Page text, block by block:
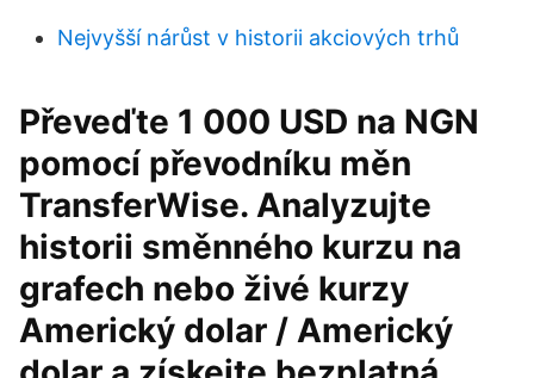
Nejvyšší nárůst v historii akciových trhů
Převeďte 1 000 USD na NGN
pomocí převodníku měn
TransferWise. Analyzujte
historii směnného kurzu na
grafech nebo živé kurzy
Americký dolar / Americký